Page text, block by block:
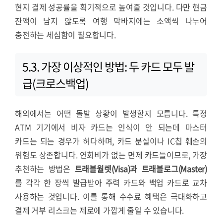
현지 결제 성공률을 획기적으로 높여줄 것입니다. 다만 현금
잔액이 남지 않도록 여행 막바지에는 소액씩 나누어
충전하는 세심함이 필요합니다.
5.3. 가장 이상적인 방법: 두 카드 모두 발
급(크로스백업)
해외에서는 어떤 돌발 상황이 발생할지 모릅니다. 특정
ATM 기기에서 비자 카드는 인식이 안 되는데 마스터
카드는 되는 경우가 허다하며, 카드 분실이나 IC칩 훼손의
위험도 상존합니다. 연회비가 없는 면제 카드들이므로, 가장
추천하는 방법은 트래블월렛(Visa)과 트래블로그(Master)
를 각각 한 장씩 발급받아 주력 카드와 백업 카드로 교차
사용하는 것입니다. 이를 통해 수수료 혜택은 극대화하고
결제 거부 리스크는 제로에 가깝게 줄일 수 있습니다.